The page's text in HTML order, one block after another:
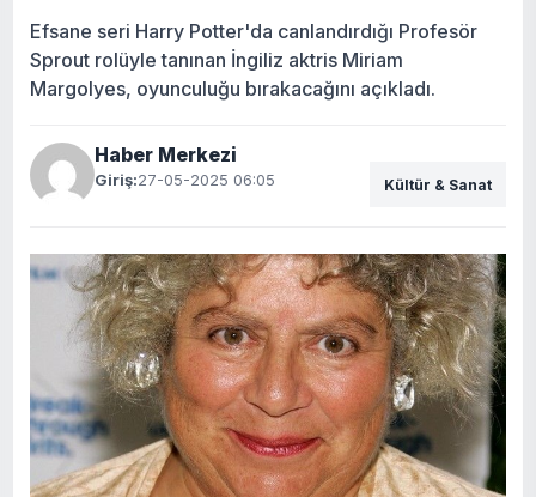
Efsane seri Harry Potter'da canlandırdığı Profesör
Sprout rolüyle tanınan İngiliz aktris Miriam
Margolyes, oyunculuğu bırakacağını açıkladı.
Haber Merkezi
Giriş:27-05-2025 06:05 Kültür & Sanat